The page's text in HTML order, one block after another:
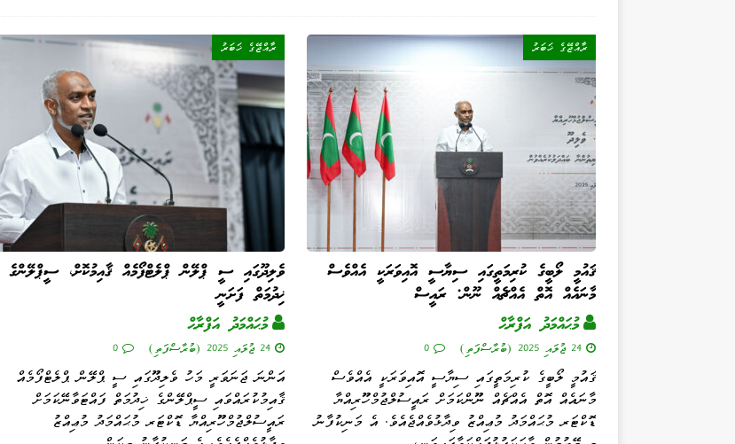
ރާއްޖޭގެ ޚަބަރު
ޤައުމީ ލޯބީގެ ކުރިމަތީގައި ސިޔާސީ އޮއިވަރަކީ އެއްވެސް
މާނައެއް އޮތް އެއްޗެއް ނޫން: ރައީސް
މުޙައްމަދު އަފްރާޙް
24 ޖުލައި 2025 (ބުރާސްފަތި) 0
ޤައުމީ ލޯބީގެ ކުރިމަތީގައި ސިޔާސީ އޮއިވަރަކީ އެއްވެސް
މާނައެއް އޮތް އެއްޗެއް ނޫންކަމަށް ރައީސުލްޖުމްހޫރިއްޔާ
ޑޮކްޓަރ މުޙައްމަދު މުޢިއްޒު ވިދާޅުވެއްޖެއެވެ. އެ މަނިކުފާނު
ރާއްޖޭގެ ޚަބަރު
ވެލިދޫގައި ސީ ޕްލޭން ޕްލެޓްފޯމެއް ޤާއިމުކޮށް، ސީޕްލޭންގެ
ޚިދުމަތް ފަށަނީ
މުޙައްމަދު އަފްރާޙް
24 ޖުލައި 2025 (ބުރާސްފަތި) 0
އަންނަ ޖަނަވަރީ މަހު ވެލިދޫގައި ސީ ޕްލޭން ޕްލެޓްފޯމެއް
ޤާއިމުކުރައްވައި ސީޕްލޭންގެ ޚިދުމަތް ފައްޓަވާނޭކަމަށް
ރައީސުލްޖުމްހޫރިއްޔާ ޑޮކްޓަރ މުޙައްމަދު މުޢިއްޒު